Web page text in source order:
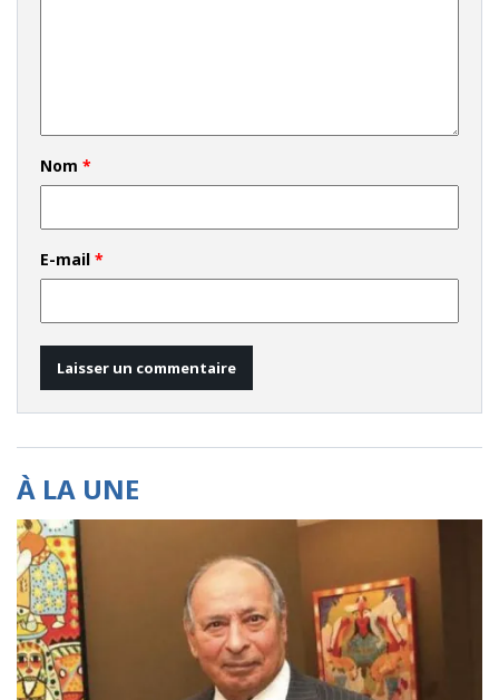
Nom *
E-mail *
À LA UNE